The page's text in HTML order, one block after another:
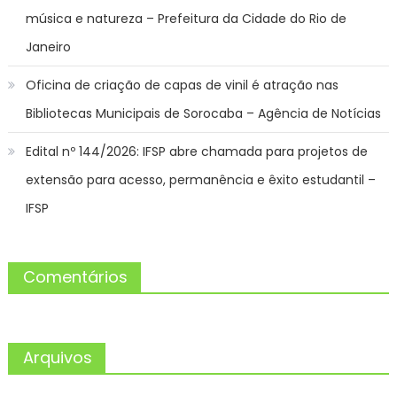
música e natureza – Prefeitura da Cidade do Rio de
Janeiro
Oficina de criação de capas de vinil é atração nas
Bibliotecas Municipais de Sorocaba – Agência de Notícias
Edital nº 144/2026: IFSP abre chamada para projetos de
extensão para acesso, permanência e êxito estudantil –
IFSP
Comentários
Arquivos